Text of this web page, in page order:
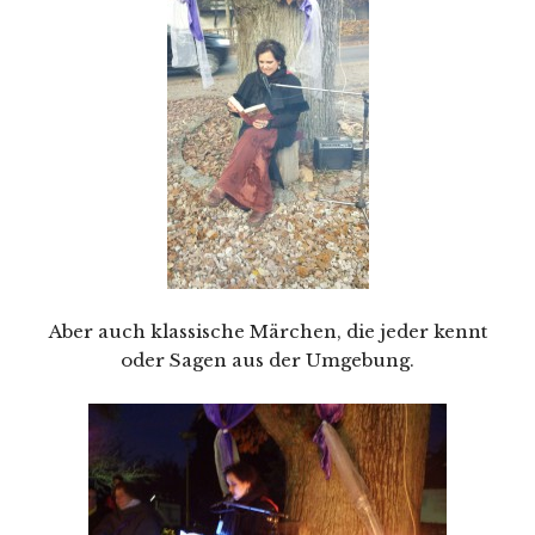
Aber auch klassische Märchen, die jeder kennt
oder Sagen aus der Umgebung.